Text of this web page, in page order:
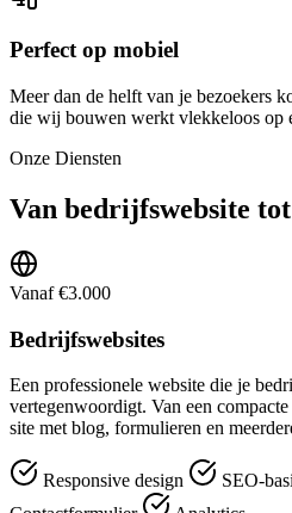
Perfect op mobiel
Meer dan de helft van je bezoekers
die wij bouwen werkt vlekkeloos op
Onze Diensten
Van bedrijfswebsite
Vanaf €3.000
Bedrijfswebsites
Een professionele website die je
vertegenwoordigt. Van een
site met blog, formulieren en
Responsive design SEO-